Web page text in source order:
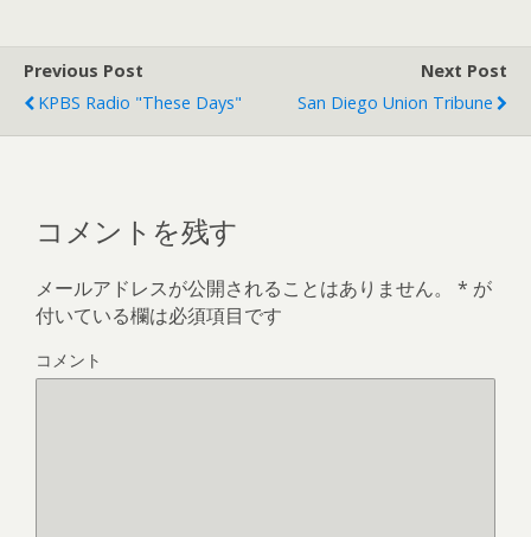
Previous Post
KPBS Radio "these Days"
Next Post
San Diego Union Tribune
コメントを残す
メールアドレスが公開されることはありません。 * が
付いている欄は必須項目です
コメント